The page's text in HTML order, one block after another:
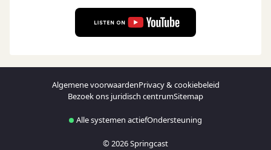
Algemene voorwaardenPrivacy & cookiebeleid
Bezoek ons juridisch centrumSitemap
Alle systemen actiefOndersteuning
© 2026 Springcast